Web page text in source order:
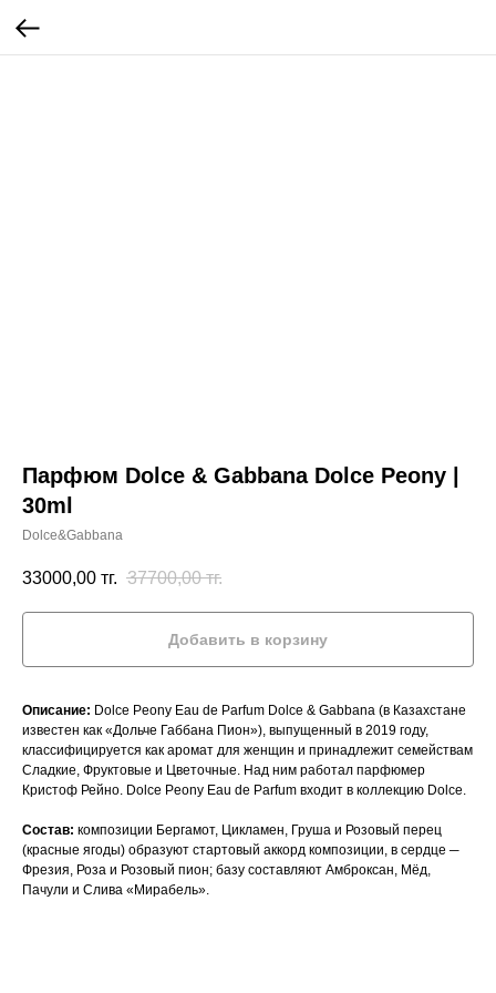
Парфюм Dolce & Gabbana Dolce Peony |
30ml
Dolce&Gabbana
33000,00 тг. 37700,00 тг.
Добавить в корзину
Описание: Dolce Peony Eau de Parfum Dolce & Gabbana (в Казахстане
известен как «Дольче Габбана Пион»), выпущенный в 2019 году,
классифицируется как аромат для женщин и принадлежит семействам
Сладкие, Фруктовые и Цветочные. Над ним работал парфюмер
Кристоф Рейно. Dolce Peony Eau de Parfum входит в коллекцию Dolce.
Состав: композиции Бергамот, Цикламен, Груша и Розовый перец
(красные ягоды) образуют стартовый аккорд композиции, в сердце ─
Фрезия, Роза и Розовый пион; базу составляют Амброксан, Мёд,
Пачули и Слива «Мирабель».